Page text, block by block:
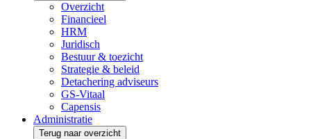
Overzicht
Financieel
HRM
Juridisch
Bestuur & toezicht
Strategie & beleid
Detachering adviseurs
GS-Vitaal
Capensis
Administratie
Terug naar overzicht